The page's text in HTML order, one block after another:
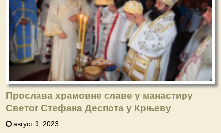
Прослава храмовне славе у манастиру
Светог Стефана Деспота у Крњеву
август 3, 2023